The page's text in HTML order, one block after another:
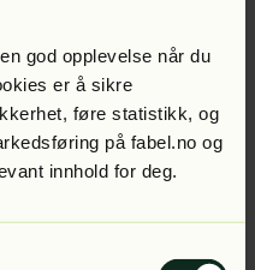
god opplevelse når du
er å sikre
føre statistikk, og
på fabel.no og
innhold for deg.